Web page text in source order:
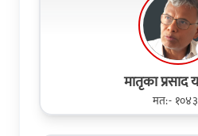
मातृका प्रसाद
मत:-